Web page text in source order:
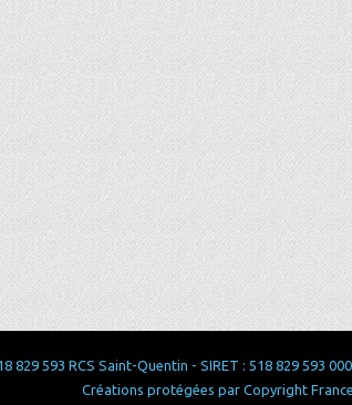
829 593 RCS Saint-Quentin - SIRET : 518 829 593
Créations protégées par Copyright